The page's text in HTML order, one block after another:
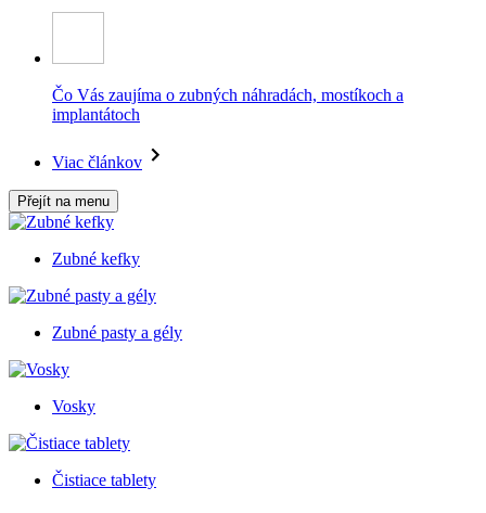
Čo Vás zaujíma o zubných náhradách, mostíkoch a
implantátoch
Viac článkov
Přejít na menu
Zubné kefky
Zubné pasty a gély
Vosky
Čistiace tablety